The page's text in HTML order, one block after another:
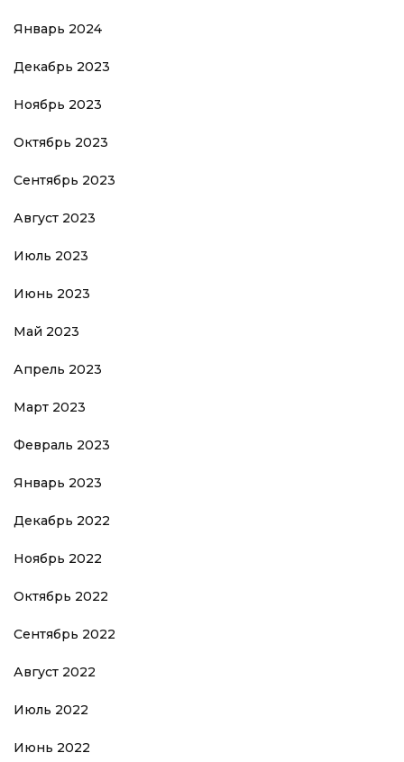
Январь 2024
Декабрь 2023
Ноябрь 2023
Октябрь 2023
Сентябрь 2023
Август 2023
Июль 2023
Июнь 2023
Май 2023
Апрель 2023
Март 2023
Февраль 2023
Январь 2023
Декабрь 2022
Ноябрь 2022
Октябрь 2022
Сентябрь 2022
Август 2022
Июль 2022
Июнь 2022